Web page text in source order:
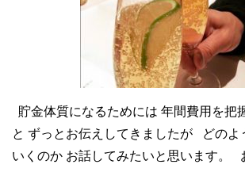
貯金体質になるためには 年間費用を把
と ずっとお伝えしてきましたが どのよ
いくのか お話してみたいと思います。